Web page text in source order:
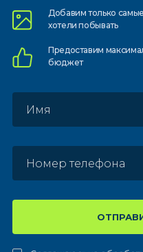
Добавим только
хотели побывать
Предоставим
бюджет